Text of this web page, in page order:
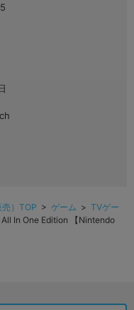
）TOP > ゲーム > TVゲー
In One Edition 【Nintendo